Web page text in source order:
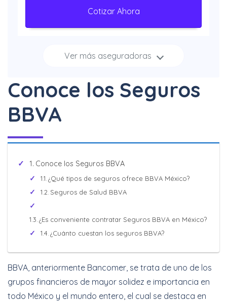
Cotizar Ahora
Increíbles
Meses Sin Intereses
Hasta 40% + 6 y 12
Meses Sin Intereses
Cotizar Ahora
Increíbles
descuentos + 6 y 12
Meses Sin Intereses
Ver más aseguradoras
Conoce los Seguros
BBVA
Conoce los Seguros BBVA
¿Qué tipos de seguros ofrece BBVA México?
Seguros de Salud BBVA
¿Es conveniente contratar Seguros BBVA en México?
¿Cuánto cuestan los seguros BBVA?
BBVA, anteriormente Bancomer, se trata de uno de los
grupos financieros de mayor solidez e importancia en
todo México y el mundo entero, el cual se destaca en